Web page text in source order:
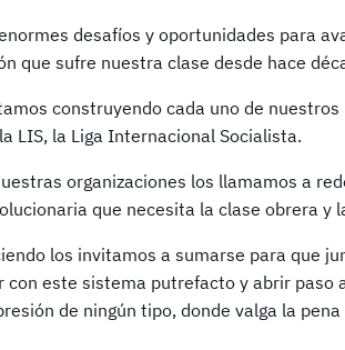
desafíos y oportunidades para
que sufre nuestra clase desde hace
construyendo cada uno de
LIS, la Liga Internacional Socialista.
organizaciones los llamamos a
que necesita la clase obrera y
los invitamos a sumarse para que
este sistema putrefacto y abrir paso
de ningún tipo, donde valga la